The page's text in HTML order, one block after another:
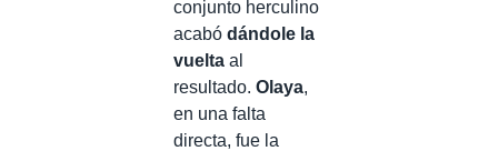
conjunto herculino
acabó dándole la
vuelta al
resultado. Olaya,
en una falta
directa, fue la